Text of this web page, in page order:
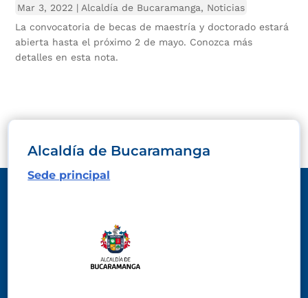
Mar 3, 2022 | Alcaldía de Bucaramanga, Noticias
La convocatoria de becas de maestría y doctorado estará
abierta hasta el próximo 2 de mayo. Conozca más
detalles en esta nota.
Alcaldía de Bucaramanga
Sede principal